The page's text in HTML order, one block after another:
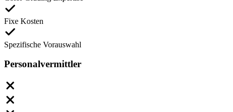
Fixe Kosten
Spezifische Vorauswahl
Personalvermittler